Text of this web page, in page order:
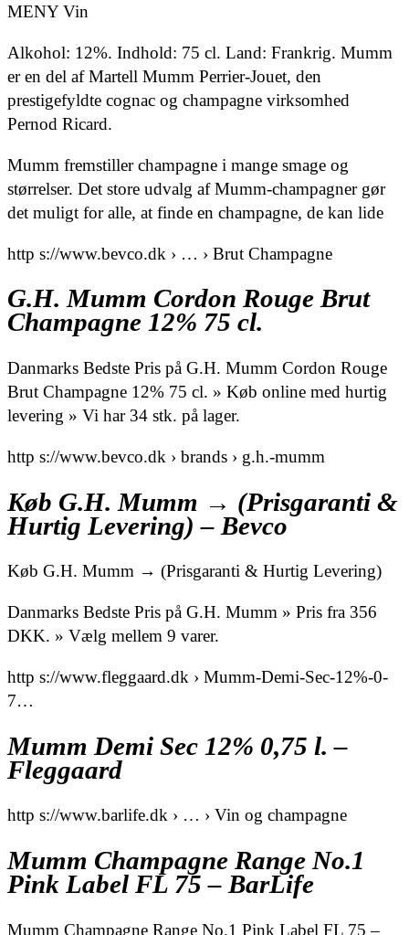
MENY Vin
Alkohol: 12%. Indhold: 75 cl. Land: Frankrig. Mumm
er en del af Martell Mumm Perrier-Jouet, den
prestigefyldte cognac og champagne virksomhed
Pernod Ricard.
Mumm fremstiller champagne i mange smage og
størrelser. Det store udvalg af Mumm-champagner gør
det muligt for alle, at finde en champagne, de kan lide
http s://www.bevco.dk › … › Brut Champagne
G.H. Mumm Cordon Rouge Brut
Champagne 12% 75 cl.
Danmarks Bedste Pris på G.H. Mumm Cordon Rouge
Brut Champagne 12% 75 cl. » Køb online med hurtig
levering » Vi har 34 stk. på lager.
http s://www.bevco.dk › brands › g.h.-mumm
Køb G.H. Mumm → (Prisgaranti &
Hurtig Levering) – Bevco
Køb G.H. Mumm → (Prisgaranti & Hurtig Levering)
Danmarks Bedste Pris på G.H. Mumm » Pris fra 356
DKK. » Vælg mellem 9 varer.
http s://www.fleggaard.dk › Mumm-Demi-Sec-12%-0-
7…
Mumm Demi Sec 12% 0,75 l. –
Fleggaard
http s://www.barlife.dk › … › Vin og champagne
Mumm Champagne Range No.1
Pink Label FL 75 – BarLife
Mumm Champagne Range No.1 Pink Label FL 75 –